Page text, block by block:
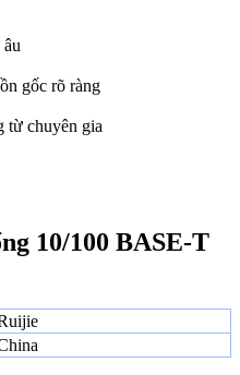
gốc rõ ràng
từ chuyên gia
10/100 BASE-T